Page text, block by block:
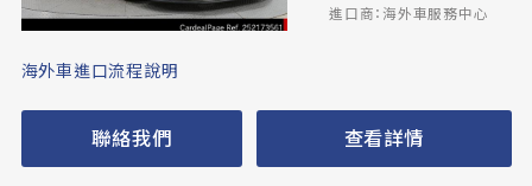
進口商：海外車服務中心
海外車進口流程說明
聯絡我們 查看詳情